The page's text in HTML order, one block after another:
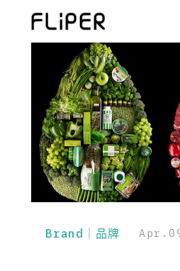
Brand｜品牌